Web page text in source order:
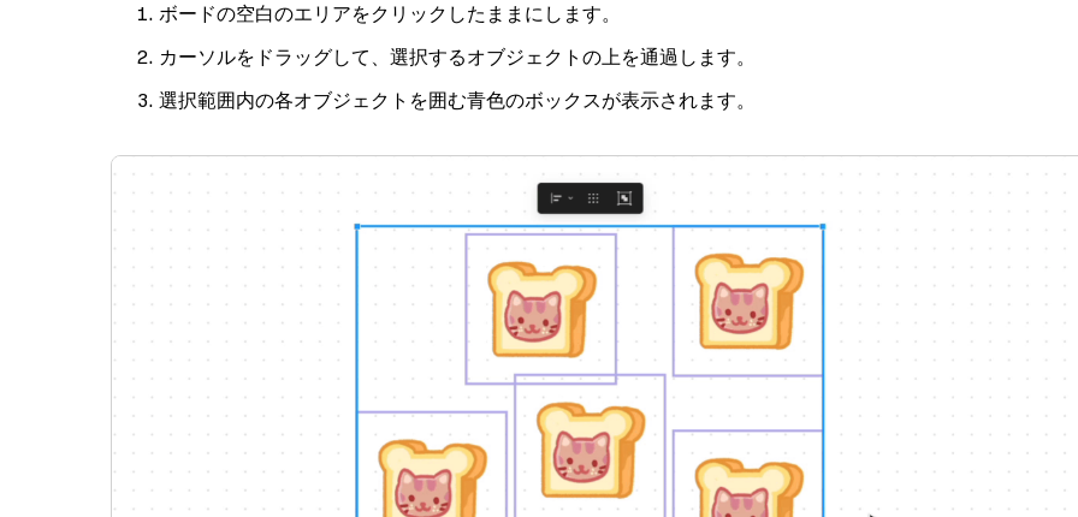
ボードの空白のエリアをクリックしたままにします。
カーソルをドラッグして、選択するオブジェクトの上を通過します。
選択範囲内の各オブジェクトを囲む青色のボックスが表示されます。